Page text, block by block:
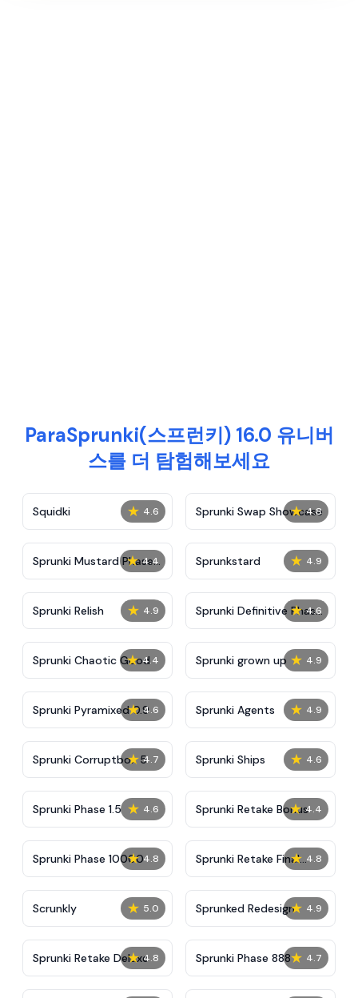
ParaSprunki(스프런키) 16.0 유니버
스를 더 탐험해보세요
★ 4.6
Squidki ★ 4.8
Sprunki Swap Showcase
★ 4.4
Sprunki Mustard Phase
2
★ 4.9
Sprunkstard
★ 4.9
Sprunki Relish ★ 4.6
Sprunki Definitive Phase
7
★ 4.4
Sprunki Chaotic Good ★ 4.9
Sprunki grown up
★ 4.6
Sprunki Pyramixed 0.9 ★ 4.9
Sprunki Agents
★ 4.7
Sprunki Corruptbox 5 ★ 4.6
Sprunki Ships
★ 4.6
Sprunki Phase 1.5 ★ 4.4
Sprunki Retake Bonus
★ 4.8
Sprunki Phase 10000 ★ 4.8
Sprunki Retake Final
Update
★ 5.0
Scrunkly ★ 4.9
Sprunked Redesign
★ 4.8
Sprunki Retake Deluxe ★ 4.7
Sprunki Phase 888